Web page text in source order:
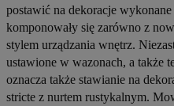
postawić na dekoracje
komponowały się zarówno z
stylem urządzania wnętrz.
ustawione w wazonach, a także
oznacza także stawianie na
stricte z nurtem rustykalnym.